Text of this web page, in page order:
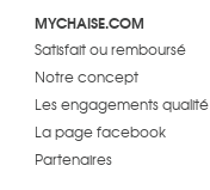
MYCHAISE.COM
Satisfait ou remboursé
Notre concept
Les engagements qualité
La page facebook
Partenaires